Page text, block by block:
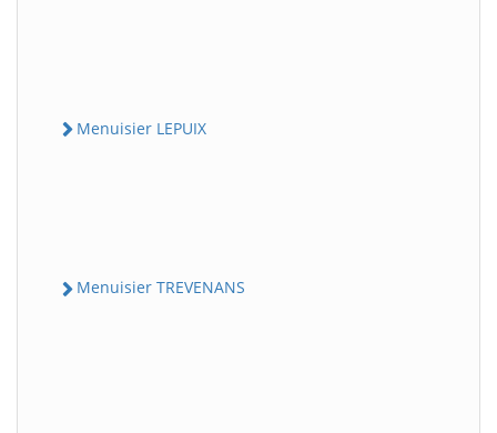
Menuisier LEPUIX
Menuisier TREVENANS